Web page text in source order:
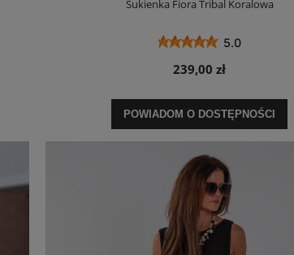
Sukienka Fiora Tribal Koralowa
5.0
239,00 zł
POWIADOM O DOSTĘPNOŚCI